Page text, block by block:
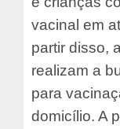
vacinal em
partir disso,
realizam a
para
domicílio. A